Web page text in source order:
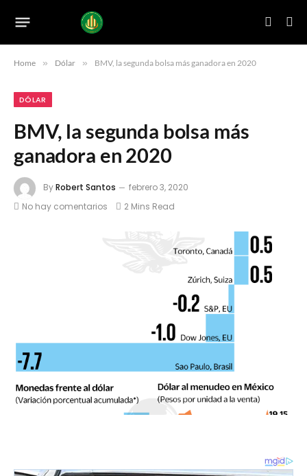
Home » Dólar » BMV, la segunda bolsa más ganadora en 2020
DÓLAR
BMV, la segunda bolsa más
ganadora en 2020
ByRobert Santos
febrero 3, 2020
No hay comentarios
2 Mins Read